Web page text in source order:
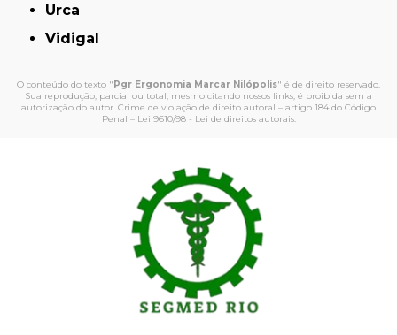
Urca
Vidigal
O conteúdo do texto "Pgr Ergonomia Marcar Nilópolis" é de direito reservado.
Sua reprodução, parcial ou total, mesmo citando nossos links, é proibida sem a
autorização do autor. Crime de violação de direito autoral – artigo 184 do Código
Penal – Lei 9610/98 - Lei de direitos autorais.